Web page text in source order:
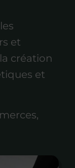
et
création
et